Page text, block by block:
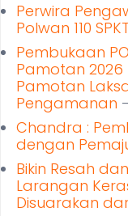
Perwira
Polwan 110
Pembukaan
Pamotan 2026
Pamotan
Pengamanan
Chandra :
dengan
Bikin Resah
Larangan
Disuarakan